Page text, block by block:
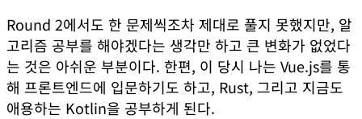
Round 2에서도 한 문제씩조차 제대로 풀지 못했지만, 알
고리즘 공부를 해야겠다는 생각만 하고 큰 변화가 없었다
는 것은 아쉬운 부분이다. 한편, 이 당시 나는 Vue.js를 통
해 프론트엔드에 입문하기도 하고, Rust, 그리고 지금도
애용하는 Kotlin을 공부하게 된다.